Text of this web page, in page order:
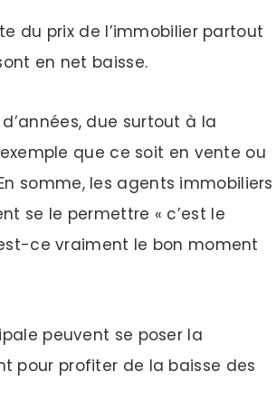
du prix de l’immobilier partout
en net baisse.
due surtout à la
que ce soit en vente ou
somme, les agents immobiliers
se le permettre « c’est le
ce vraiment le bon moment
peuvent se poser la
pour profiter de la baisse des